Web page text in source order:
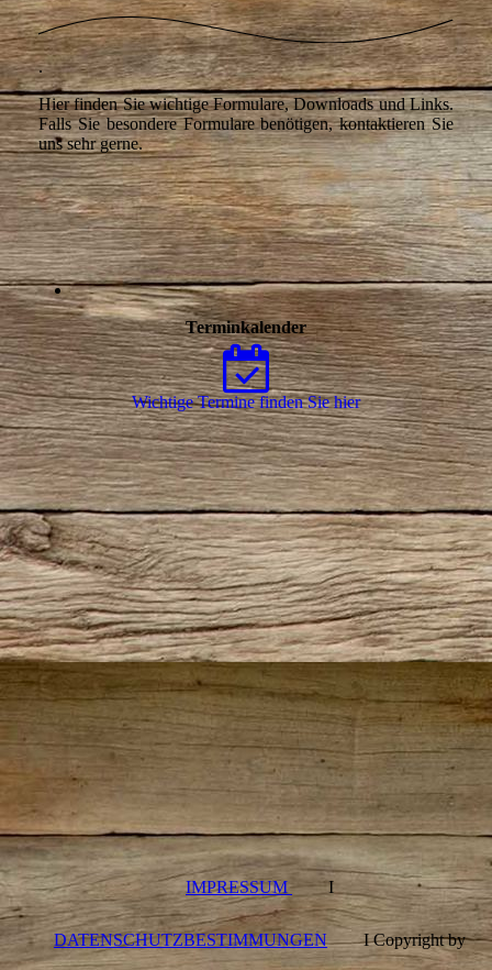
.
Hier finden Sie wichtige Formulare, Downloads und Links.
Falls Sie besondere Formulare benötigen, kontaktieren Sie
uns sehr gerne.
Terminkalender
Wichtige Termine finden Sie hier
IMPRESSUM I
DATENSCHUTZBESTIMMUNGEN I Copyright by